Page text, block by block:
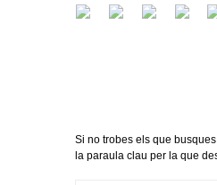
Si no trobes els que
la paraula clau per la que